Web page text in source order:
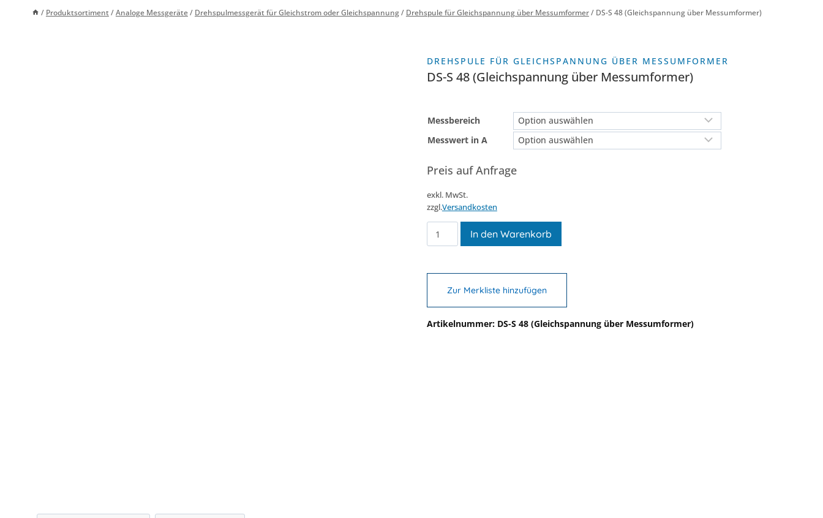
/ Produktsortiment /Analoge Messgeräte/ Drehspulmessgerät für Gleichstrom oder Gleichspannung/ Drehspule für Gleichspannung über Messumformer/ DS-S 48 (Gleichspannung über Messumformer)
DREHSPULE FÜR GLEICHSPANNUNG ÜBER MESSUMFORMER
DS-S 48 (Gleichspannung über Messumformer)
Messbereich
Messwert in A
Preis auf Anfrage
exkl. MwSt.
zzgl.Versandkosten
Messumformer)
Menge
In den Warenkorb
Zur Merkliste hinzufügen
Artikelnummer: DS-S 48 (Gleichspannung über Messumformer)